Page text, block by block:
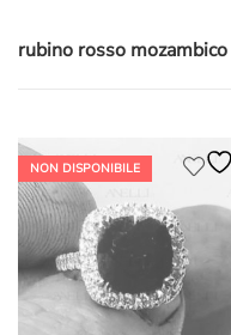
rubino rosso mozambico
NON DISPONIBILE